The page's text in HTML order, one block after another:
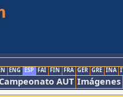
ENG ESP FAI FIN FRA GER GRE INA
Campeonato AUT Imágenes